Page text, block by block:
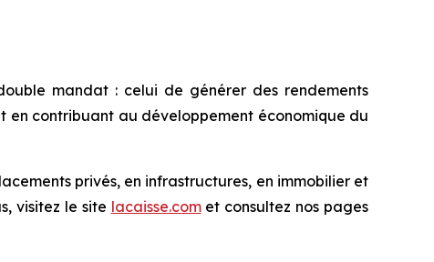
mandat : celui de générer des rendements
en contribuant au développement économique du
privés, en infrastructures, en immobilier et
visitez le site lacaisse.comet consultez nos pages